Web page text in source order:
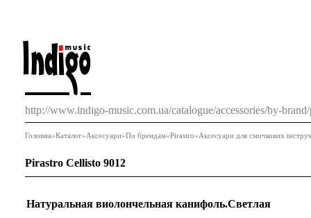
http://www.indigo-music.com.ua/catalogue/accessories/by-
Головна»Каталог»Аксесуари»По брендам»Pirastro»Аксесуари для смичкових
Pirastro Cellisto 9012
Натуральная виолончельная канифоль.Светлая